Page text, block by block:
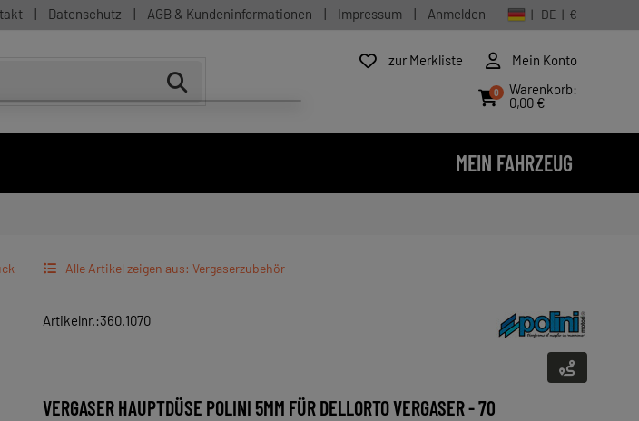
| Datenschutz | AGB & Kundeninformationen | Impressum | Anmelden | DE | €
zur Merkliste Mein Konto
0
Warenkorb:
0,00 €
MEIN FAHRZEUG
Alle Artikel zeigen aus: Vergaserzubehör
Artikelnr.:360.1070
VERGASER HAUPTDÜSE POLINI 5MM FÜR DELLORTO VERGASER - 70